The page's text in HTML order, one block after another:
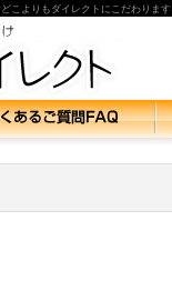
こよりもダイレクトにこだわり